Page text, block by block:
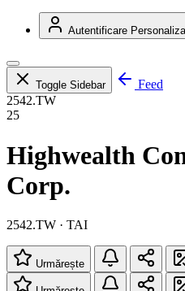
Autentificare
Toggle Sidebar
Feed
2542.TW
25
Highwealth
Corp.
2542.TW · TAI
Urmărește